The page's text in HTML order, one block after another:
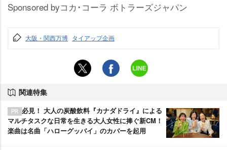
Sponsored byコカ･コーラ ボトラーズジャパン
大阪・関西万博 タイアップ企画
関連特集
必見！ 大人の炭酸飲料『カナダドライ』による
マルチタスクな日常を生きる大人女性に捧ぐ新CM！
楽曲は名曲「ハローグッバイ」のカバーを起用